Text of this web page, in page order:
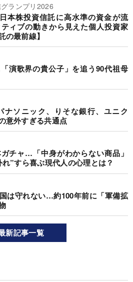
ランプリ2026
本株投資信託に高水準の資金が流
ィブの動きから見えた個人投資家
の最前線】
演歌界の貴公子」を追う90代祖母
ナソニック、りそな銀行、ユニク
意外すぎる共通点
チャ…「中身がわからない商品」
”すら喜ぶ現代人の心理とは？
は守れない…約100年前に「軍備拡
新記事一覧